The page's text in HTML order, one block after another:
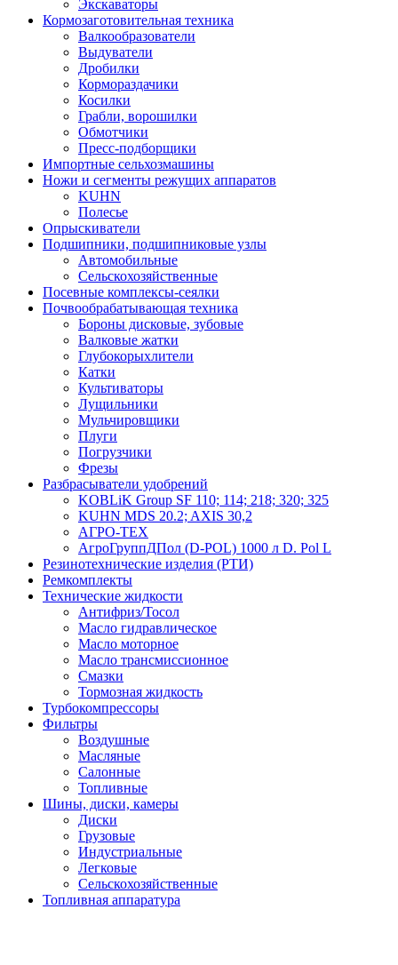
Экскаваторы
Кормозаготовительная техника
Валкообразователи
Выдуватели
Дробилки
Кормораздачики
Косилки
Грабли, ворошилки
Обмотчики
Пресс-подборщики
Импортные сельхозмашины
Ножи и сегменты режущих аппаратов
KUHN
Полесье
Опрыскиватели
Подшипники, подшипниковые узлы
Автомобильные
Сельскохозяйственные
Посевные комплексы-сеялки
Почвообрабатывающая техника
Бороны дисковые, зубовые
Валковые жатки
Глубокорыхлители
Катки
Культиваторы
Лущильники
Мульчировщики
Плуги
Погрузчики
Фрезы
Разбрасыватели удобрений
KOBLiK Group SF 110; 114; 218; 320; 325
KUHN MDS 20.2; AXIS 30,2
АГРО-ТЕХ
АгроГруппДПол (D-POL) 1000 л D. Pol L
Резинотехнические изделия (РТИ)
Ремкомплекты
Технические жидкости
Антифриз/Тосол
Масло гидравлическое
Масло моторное
Масло трансмиссионное
Смазки
Тормозная жидкость
Турбокомпрессоры
Фильтры
Воздушные
Масляные
Салонные
Топливные
Шины, диски, камеры
Диски
Грузовые
Индустриальные
Легковые
Сельскохозяйственные
Топливная аппаратура